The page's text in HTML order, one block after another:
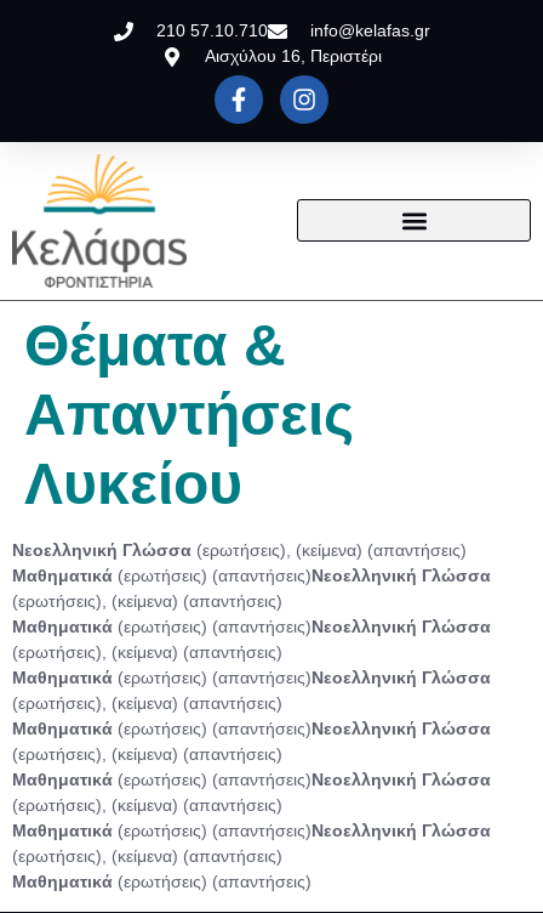
210 57.10.710
info@kelafas.gr
Αισχύλου 16, Περιστέρι
Θέματα &
Απαντήσεις
Λυκείου
Νεοελληνική Γλώσσα (ερωτήσεις), (κείμενα) (απαντήσεις)
Μαθηματικά (ερωτήσεις) (απαντήσεις)Νεοελληνική Γλώσσα
(ερωτήσεις), (κείμενα) (απαντήσεις)
Μαθηματικά (ερωτήσεις) (απαντήσεις)Νεοελληνική Γλώσσα
(ερωτήσεις), (κείμενα) (απαντήσεις)
Μαθηματικά (ερωτήσεις) (απαντήσεις)Νεοελληνική Γλώσσα
(ερωτήσεις), (κείμενα) (απαντήσεις)
Μαθηματικά (ερωτήσεις) (απαντήσεις)Νεοελληνική Γλώσσα
(ερωτήσεις), (κείμενα) (απαντήσεις)
Μαθηματικά (ερωτήσεις) (απαντήσεις)Νεοελληνική Γλώσσα
(ερωτήσεις), (κείμενα) (απαντήσεις)
Μαθηματικά (ερωτήσεις) (απαντήσεις)Νεοελληνική Γλώσσα
(ερωτήσεις), (κείμενα) (απαντήσεις)
Μαθηματικά (ερωτήσεις) (απαντήσεις)